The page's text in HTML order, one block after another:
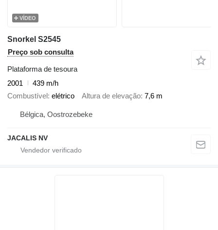
VÍDEO
Snorkel S2545
Preço sob consulta
Plataforma de tesoura
2001
439 m/h
Combustível elétrico Altura de elevação 7,6 m
Bélgica, Oostrozebeke
JACALIS NV